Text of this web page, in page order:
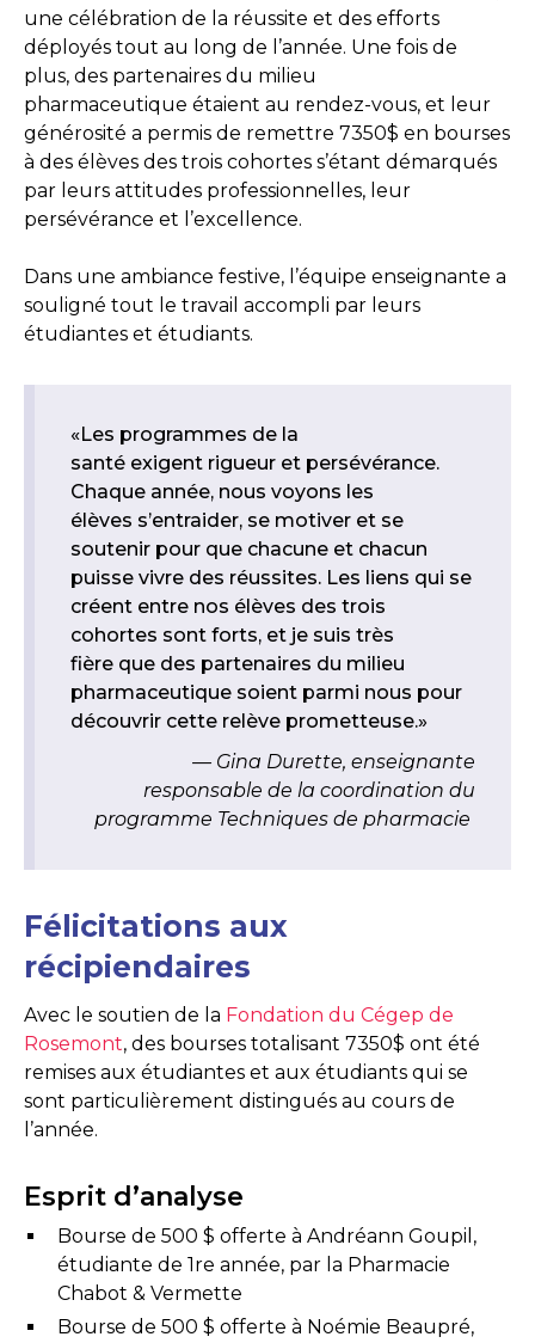
une célébration de la réussite et des efforts
déployés tout au long de l’année. Une fois de
plus, des partenaires du milieu
pharmaceutique étaient au rendez-vous, et leur
générosité a permis de remettre 7350$ en bourses
à des élèves des trois cohortes s’étant démarqués
par leurs attitudes professionnelles, leur
persévérance et l’excellence.
Dans une ambiance festive, l’équipe enseignante a
souligné tout le travail accompli par leurs
étudiantes et étudiants.
«Les programmes de la
santé exigent rigueur et persévérance.
Chaque année, nous voyons les
élèves s’entraider, se motiver et se
soutenir pour que chacune et chacun
puisse vivre des réussites. Les liens qui se
créent entre nos élèves des trois
cohortes sont forts, et je suis très
fière que des partenaires du milieu
pharmaceutique soient parmi nous pour
découvrir cette relève prometteuse.»
Gina Durette, enseignante
responsable de la coordination du
programme Techniques de pharmacie
Félicitations aux
récipiendaires
Avec le soutien de la Fondation du Cégep de
Rosemont, des bourses totalisant 7350$ ont été
remises aux étudiantes et aux étudiants qui se
sont particulièrement distingués au cours de
l’année.
Esprit d’analyse
Bourse de 500 $ offerte à Andréann Goupil,
étudiante de 1re année, par la Pharmacie
Chabot & Vermette
Bourse de 500 $ offerte à Noémie Beaupré,